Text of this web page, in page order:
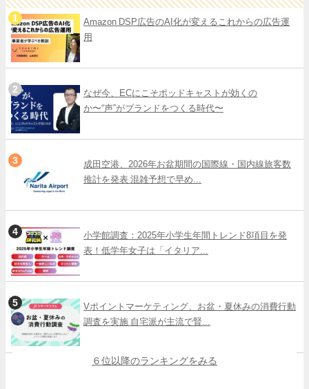
Amazon DSP広告のAI化が変えるこれからの広告運
用
なぜ今、ECにこそポッドキャストが効くの
か〜“声”がブランドをつくる時代〜
成田空港、2026年お盆期間の国際線・国内線旅客数
推計を発表 混雑予想で早め...
小学館調査：2025年小学生年間トレンド8項目を発
表！低学年女子は「イタリア...
Vポイントマーケティング、お盆・夏休みの消費行動
調査を実施 自宅派が主流で賢...
６位以降のランキングをみる